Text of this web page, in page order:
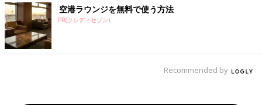
空港ラウンジを無料で使う方法
PR(クレディセゾン)
Recommended by